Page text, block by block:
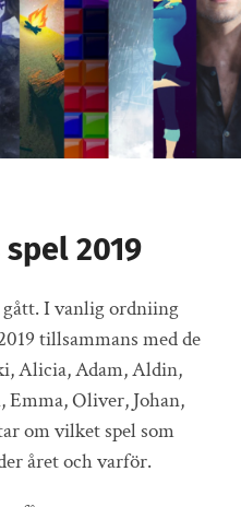
spel 2019
I vanlig ordniing
tillsammans med de
Alicia, Adam, Aldin,
Emma, Oliver, Johan,
om vilket spel som
året och varför.